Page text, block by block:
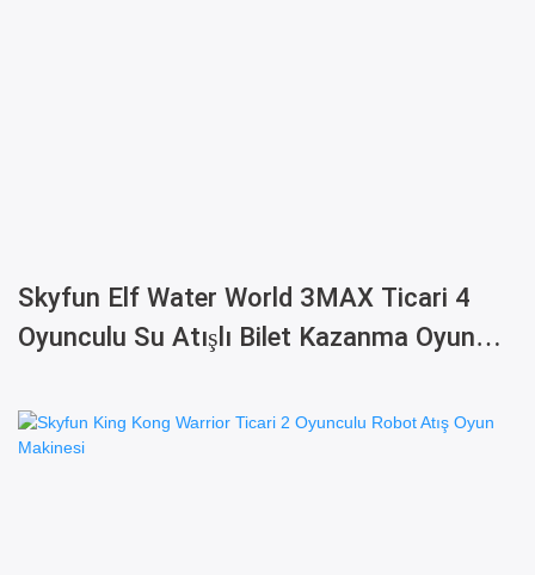
Skyfun Elf Water World 3MAX Ticari 4
Oyunculu Su Atışlı Bilet Kazanma Oyun